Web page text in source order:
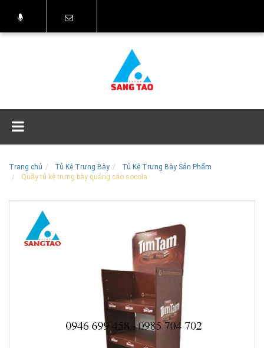
Trang chủ Tủ Kệ Trưng Bày
Tủ Kệ Trưng Bày Sản Phẩm
Quầy tủ kệ trưng bày quảng cáo socola